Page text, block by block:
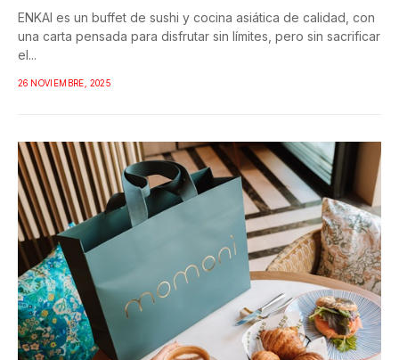
ENKAI es un buffet de sushi y cocina asiática de calidad, con
una carta pensada para disfrutar sin límites, pero sin sacrificar
el...
26 NOVIEMBRE, 2025